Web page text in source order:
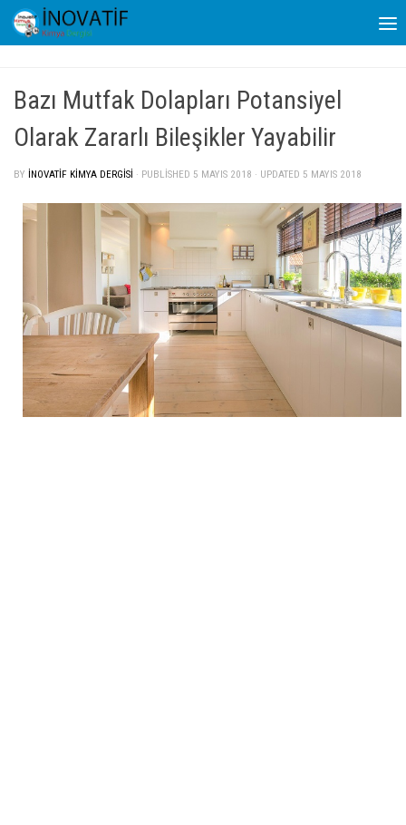
Skip to content
Bazı Mutfak Dolapları Potansiyel
Olarak Zararlı Bileşikler Yayabilir
BY İNOVATIF KIMYA DERGISI · PUBLISHED 5 MAYIS 2018 · UPDATED 5 MAYIS 2018